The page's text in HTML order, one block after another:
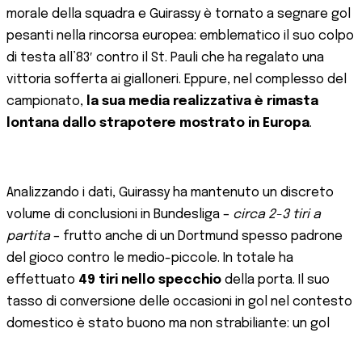
morale della squadra e Guirassy è tornato a segnare gol
pesanti nella rincorsa europea: emblematico il suo colpo
di testa all’83′ contro il St. Pauli che ha regalato una
vittoria sofferta ai gialloneri​. Eppure, nel complesso del
campionato, la sua media realizzativa è rimasta
lontana dallo strapotere mostrato in Europa.
Analizzando i dati, Guirassy ha mantenuto un discreto
volume di conclusioni in Bundesliga – circa 2-3 tiri a
partita– frutto anche di un Dortmund spesso padrone
del gioco contro le medio-piccole. In totale ha
effettuato 49 tiri nello specchio della porta​. Il suo
tasso di conversione delle occasioni in gol nel contesto
domestico è stato buono ma non strabiliante: un gol